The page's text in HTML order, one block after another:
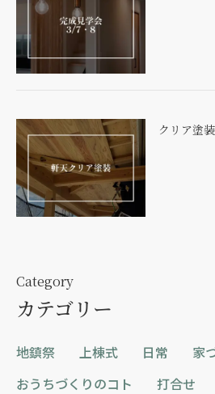
クリア塗
Category
カテゴリー
地鎮祭 上棟式 日常
家
おうちづくりのコト
打合せ